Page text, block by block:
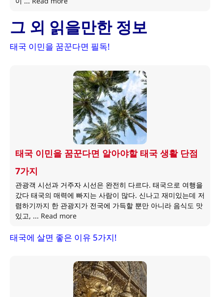
그 외 읽을만한 정보
태국 이민을 꿈꾼다면 필독!
태국 이민을 꿈꾼다면 알아야할 태국 생활 단점
7가지
관광객 시선과 거주자 시선은 완전히 다르다. 태국으로 여행을
갔다 태국의 매력에 빠지는 사람이 많다. 신나고 재미있는데 저
렴하기까지 한 관광지가 전국에 가득할 뿐만 아니라 음식도 맛
있고, ... Read more
태국에 살면 좋은 이유 5가지!